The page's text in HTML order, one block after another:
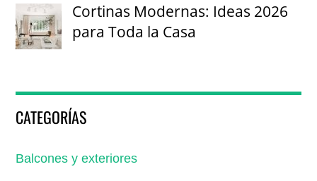
Cortinas Modernas: Ideas 2026
para Toda la Casa
CATEGORÍAS
Balcones y exteriores